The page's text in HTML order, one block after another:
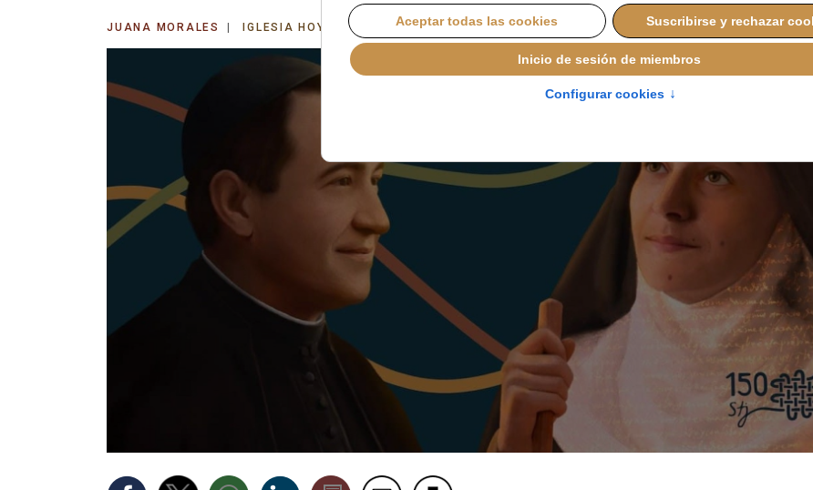
JUANA MORALES IGLESIA HOY MIÉRCOLES, 21 ENERO 2026 18:26